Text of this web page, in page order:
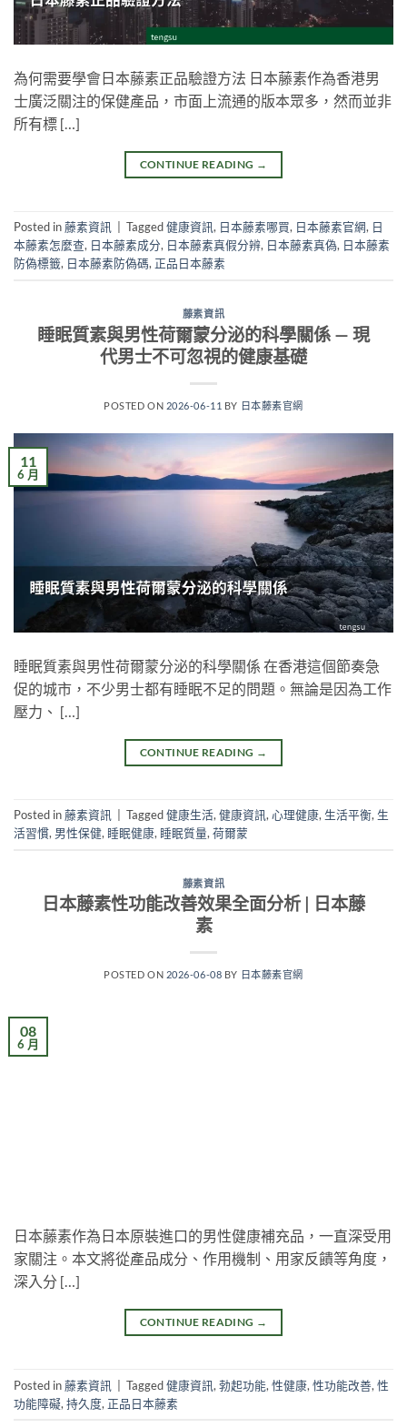
為何需要學會日本藤素正品驗證方法 日本藤素作為香港男
士廣泛關注的保健產品，市面上流通的版本眾多，然而並非
所有標 […]
CONTINUE READING →
Posted in藤素資訊 Tagged健康資訊, 日本藤素哪買, 日本藤素官網, 日
本藤素怎麼查, 日本藤素成分, 日本藤素真假分辨, 日本藤素真偽, 日本藤素
防偽標籤, 日本藤素防偽碼, 正品日本藤素
藤素資訊
睡眠質素與男性荷爾蒙分泌的科學關係 — 現
代男士不可忽視的健康基礎
POSTED ON 2026-06-11 BY 日本藤素官網
11
6 月
睡眠質素與男性荷爾蒙分泌的科學關係 在香港這個節奏急
促的城市，不少男士都有睡眠不足的問題。無論是因為工作
壓力、 […]
CONTINUE READING →
Posted in藤素資訊 Tagged健康生活,健康資訊,心理健康,生活平衡,生
活習慣, 男性保健, 睡眠健康, 睡眠質量,荷爾蒙
藤素資訊
日本藤素性功能改善效果全面分析 | 日本藤
素
POSTED ON 2026-06-08 BY 日本藤素官網
08
6 月
日本藤素作為日本原裝進口的男性健康補充品，一直深受用
家關注。本文將從產品成分、作用機制、用家反饋等角度，
深入分 […]
CONTINUE READING →
Posted in藤素資訊 | Tagged健康資訊, 勃起功能, 性健康, 性功能改善, 性
功能障礙, 持久度, 正品日本藤素